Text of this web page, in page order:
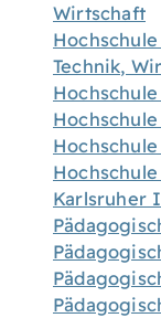
Wirtschaft
Technik,
Karlsruher